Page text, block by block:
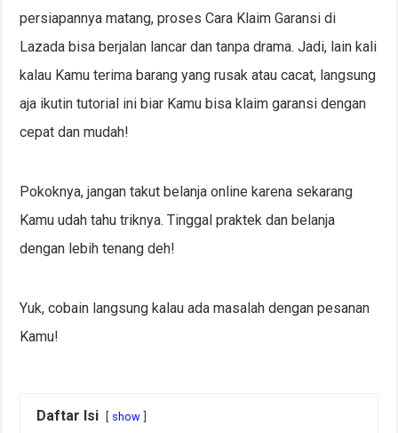
persiapannya matang, proses Cara Klaim Garansi di
Lazada bisa berjalan lancar dan tanpa drama. Jadi, lain kali
kalau Kamu terima barang yang rusak atau cacat, langsung
aja ikutin tutorial ini biar Kamu bisa klaim garansi dengan
cepat dan mudah!
Pokoknya, jangan takut belanja online karena sekarang
Kamu udah tahu triknya. Tinggal praktek dan belanja
dengan lebih tenang deh!
Yuk, cobain langsung kalau ada masalah dengan pesanan
Kamu!
Daftar Isi show